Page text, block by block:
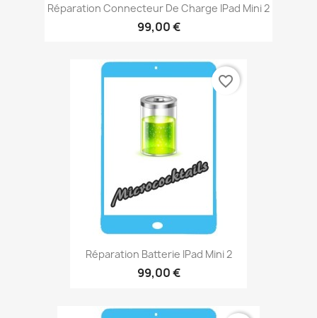
Réparation Connecteur De Charge IPad Mini 2
99,00 €
Réparation Batterie IPad Mini 2
99,00 €
favorite_border